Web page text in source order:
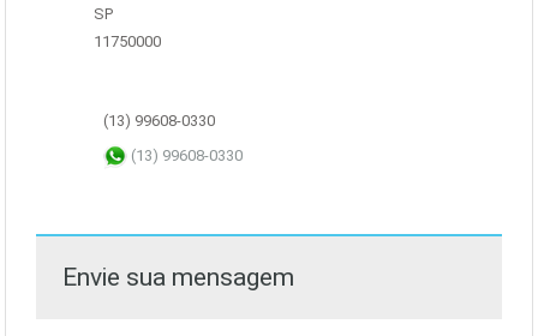
SP
11750000
(13) 99608-0330
(13) 99608-0330
Envie sua mensagem